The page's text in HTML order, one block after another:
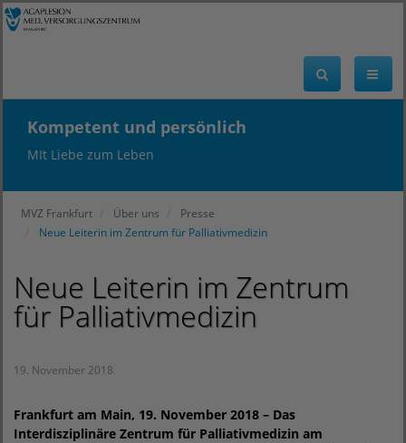
Kompetent und persönlich
MIt Liebe zum Leben
MVZ Frankfurt Über uns
Presse
Neue Leiterin im Zentrum für Palliativmedizin
Neue Leiterin im Zentrum
für Palliativmedizin
19. November 2018
Frankfurt am Main, 19. November 2018 – Das
Interdisziplinäre Zentrum für Palliativmedizin am